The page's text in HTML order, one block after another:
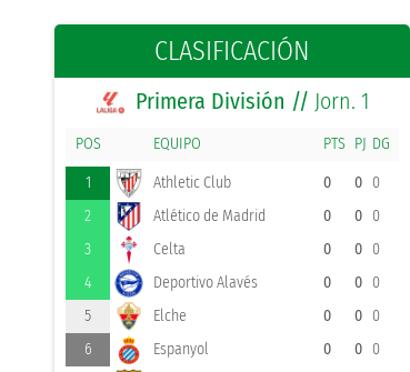
CLASIFICACIÓN
Primera División // Jorn. 1
POS EQUIPO PTS PJ DG
1 Athletic Club 0 0 0
2
Atlético de Madrid 0 0 0
3
Celta 0 0 0
4
Deportivo Alavés 0 0 0
5
Elche 0 0 0
6
Espanyol 0 0 0